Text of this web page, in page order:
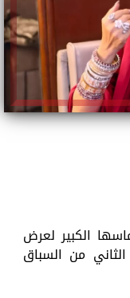
الكبير لعرض
من السباق